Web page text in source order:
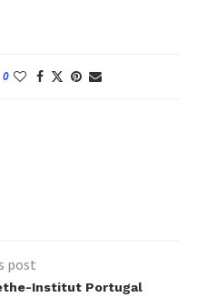
0
post
Institut Portugal